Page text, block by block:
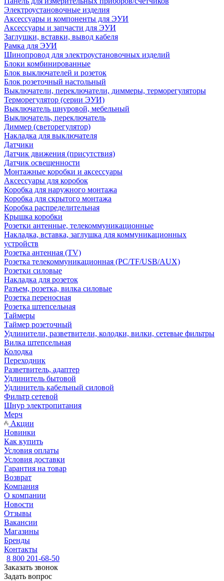
Электроустановочные изделия
Аксессуары и компоненты для ЭУИ
Аксессуары и запчасти для ЭУИ
Заглушки, вставки, вывод кабеля
Рамка для ЭУИ
Шинопровод для электроустановочных изделий
Блоки комбинированные
Блок выключателей и розеток
Блок розеточный настольный
Выключатели, переключатели, диммеры, терморегуляторы
Терморегулятор (серии ЭУИ)
Выключатель шнуровой, мебельный
Выключатель, переключатель
Диммер (светорегулятор)
Накладка для выключателя
Датчики
Датчик движения (присутствия)
Датчик освещенности
Монтажные коробки и аксессуары
Аксессуары для коробок
Коробка для наружного монтажа
Коробка для скрытого монтажа
Коробка распределительная
Крышка коробки
Розетки антенные, телекоммуникационные
Накладка, вставка, заглушка для коммуникационных
устройств
Розетка антенная (TV)
Розетка телекоммуникационная (PC/TF/USB/AUX)
Розетки силовые
Накладка для розеток
Разъем, розетка, вилка силовые
Розетка переносная
Розетка штепсельная
Таймеры
Таймер розеточный
Удлинители, разветвители, колодки, вилки, сетевые фильтры
Вилка штепсельная
Колодка
Переходник
Разветвитель, адаптер
Удлинитель бытовой
Удлинитель кабельный силовой
Фильтр сетевой
Шнур электропитания
Мерч
Акции
Новинки
Как купить
Условия оплаты
Условия доставки
Гарантия на товар
Возврат
Компания
О компании
Новости
Отзывы
Вакансии
Магазины
Бренды
Контакты
8 800 201-68-50
Заказать звонок
Задать вопрос